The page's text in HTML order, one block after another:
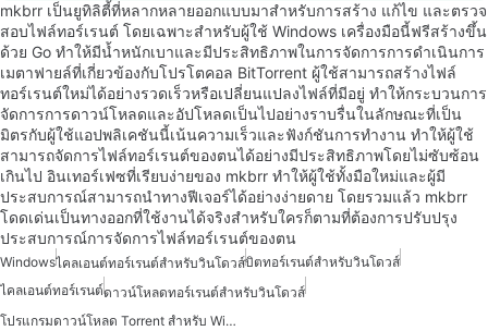
mkbrr เป็นยูทิลิตี้ที่หลากหลายออกแบบมาสำหรับการสร้าง แก้ไข และตรวจ
สอบไฟล์ทอร์เรนต์ โดยเฉพาะสำหรับผู้ใช้ Windows เครื่องมือนี้ฟรีสร้างขึ้น
ด้วย Go ทำให้มีน้ำหนักเบาและมีประสิทธิภาพในการจัดการการดำเนินการ
เมตาฟายล์ที่เกี่ยวข้องกับโปรโตคอล BitTorrent ผู้ใช้สามารถสร้างไฟล์
ทอร์เรนต์ใหม่ได้อย่างรวดเร็วหรือเปลี่ยนแปลงไฟล์ที่มีอยู่ ทำให้กระบวนการ
จัดการการดาวน์โหลดและอัปโหลดเป็นไปอย่างราบรื่นในลักษณะที่เป็น
มิตรกับผู้ใช้แอปพลิเคชันนี้เน้นความเร็วและฟังก์ชันการทำงาน ทำให้ผู้ใช้
สามารถจัดการไฟล์ทอร์เรนต์ของตนได้อย่างมีประสิทธิภาพโดยไม่ซับซ้อน
เกินไป อินเทอร์เฟซที่เรียบง่ายของ mkbrr ทำให้ผู้ใช้ทั้งมือใหม่และผู้มี
ประสบการณ์สามารถนำทางฟีเจอร์ได้อย่างง่ายดาย โดยรวมแล้ว mkbrr
โดดเด่นเป็นทางออกที่ใช้งานได้จริงสำหรับใครก็ตามที่ต้องการปรับปรุง
ประสบการณ์การจัดการไฟล์ทอร์เรนต์ของตน
Windowsไคลเอนต์ทอร์เรนต์สำหรับวินโดวส์บิตทอร์เรนต์สำหรับวินโดวส์
ไคลเอนต์ทอร์เรนต์ดาวน์โหลดทอร์เรนต์สำหรับวินโดวส์
โปรแกรมดาวน์โหลด Torrent สำหรับ Windows